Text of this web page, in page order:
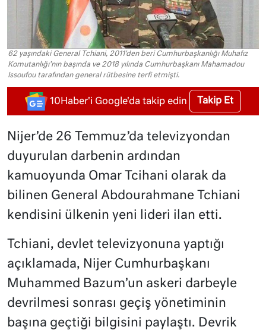
62 yaşındaki General Tchiani, 2011'den beri Cumhurbaşkanlığı Muhafız
Komutanlığı'nın başında ve 2018 yılında Cumhurbaşkanı Mahamadou
Issoufou tarafından general rütbesine terfi etmişti.
10Haber'i Google'da takip edin Takip Et
Nijer’de 26 Temmuz’da televizyondan
duyurulan darbenin ardından
kamuoyunda Omar Tcihani olarak da
bilinen General Abdourahmane Tchiani
kendisini ülkenin yeni lideri ilan etti.
Tchiani, devlet televizyonuna yaptığı
açıklamada, Nijer Cumhurbaşkanı
Muhammed Bazum’un askeri darbeyle
devrilmesi sonrası geçiş yönetiminin
başına geçtiği bilgisini paylaştı. Devrik